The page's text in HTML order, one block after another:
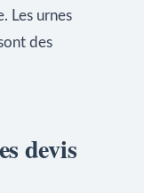
Les urnes
des
devis